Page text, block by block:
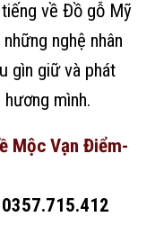
về Đồ gỗ Mỹ
nghệ nhân
gìn giữ và phát
mình.
Mộc Vạn Điểm-